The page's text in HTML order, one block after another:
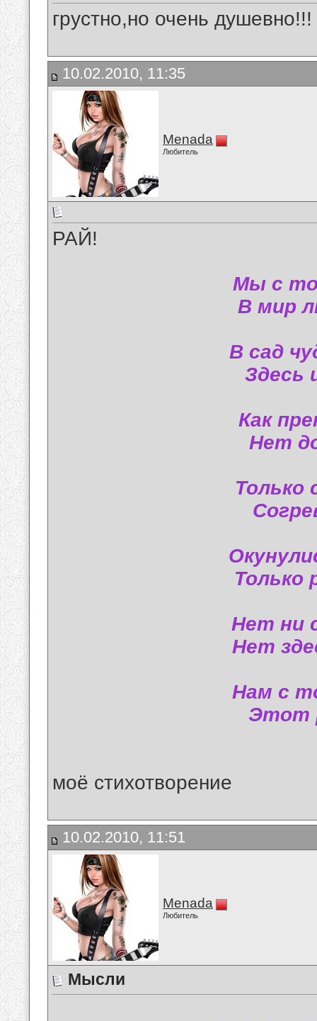
грустно,но очень душевно!!!
10.02.2010, 11:35
Menada
Любитель
РАЙ!
Мы с
В мир
В сад
Здесь
Как
Нет
Только
Только
Нет ни
Нет
Нам с
Этот
моё стихотворение
10.02.2010, 11:51
Menada
Любитель
Мысли